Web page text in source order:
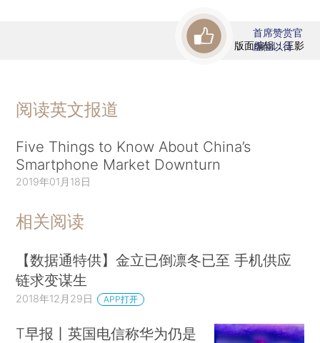
版面编辑：王影
首席赞赏官
虚位以待
阅读英文报道
Five Things to Know About China’s
Smartphone Market Downturn
2019年01月18日
相关阅读
【数据通特供】金立已倒凛冬已至 手机供应
链求变谋生
2018年12月29日 APP打开
T早报丨英国电信称华为仍是